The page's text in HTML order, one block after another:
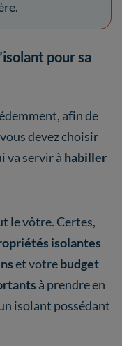
pour sa
afin de
vous devez choisir
va servir à habiller
le vôtre. Certes,
isolantes
et votrebudget
à prendre en
isolant possédant